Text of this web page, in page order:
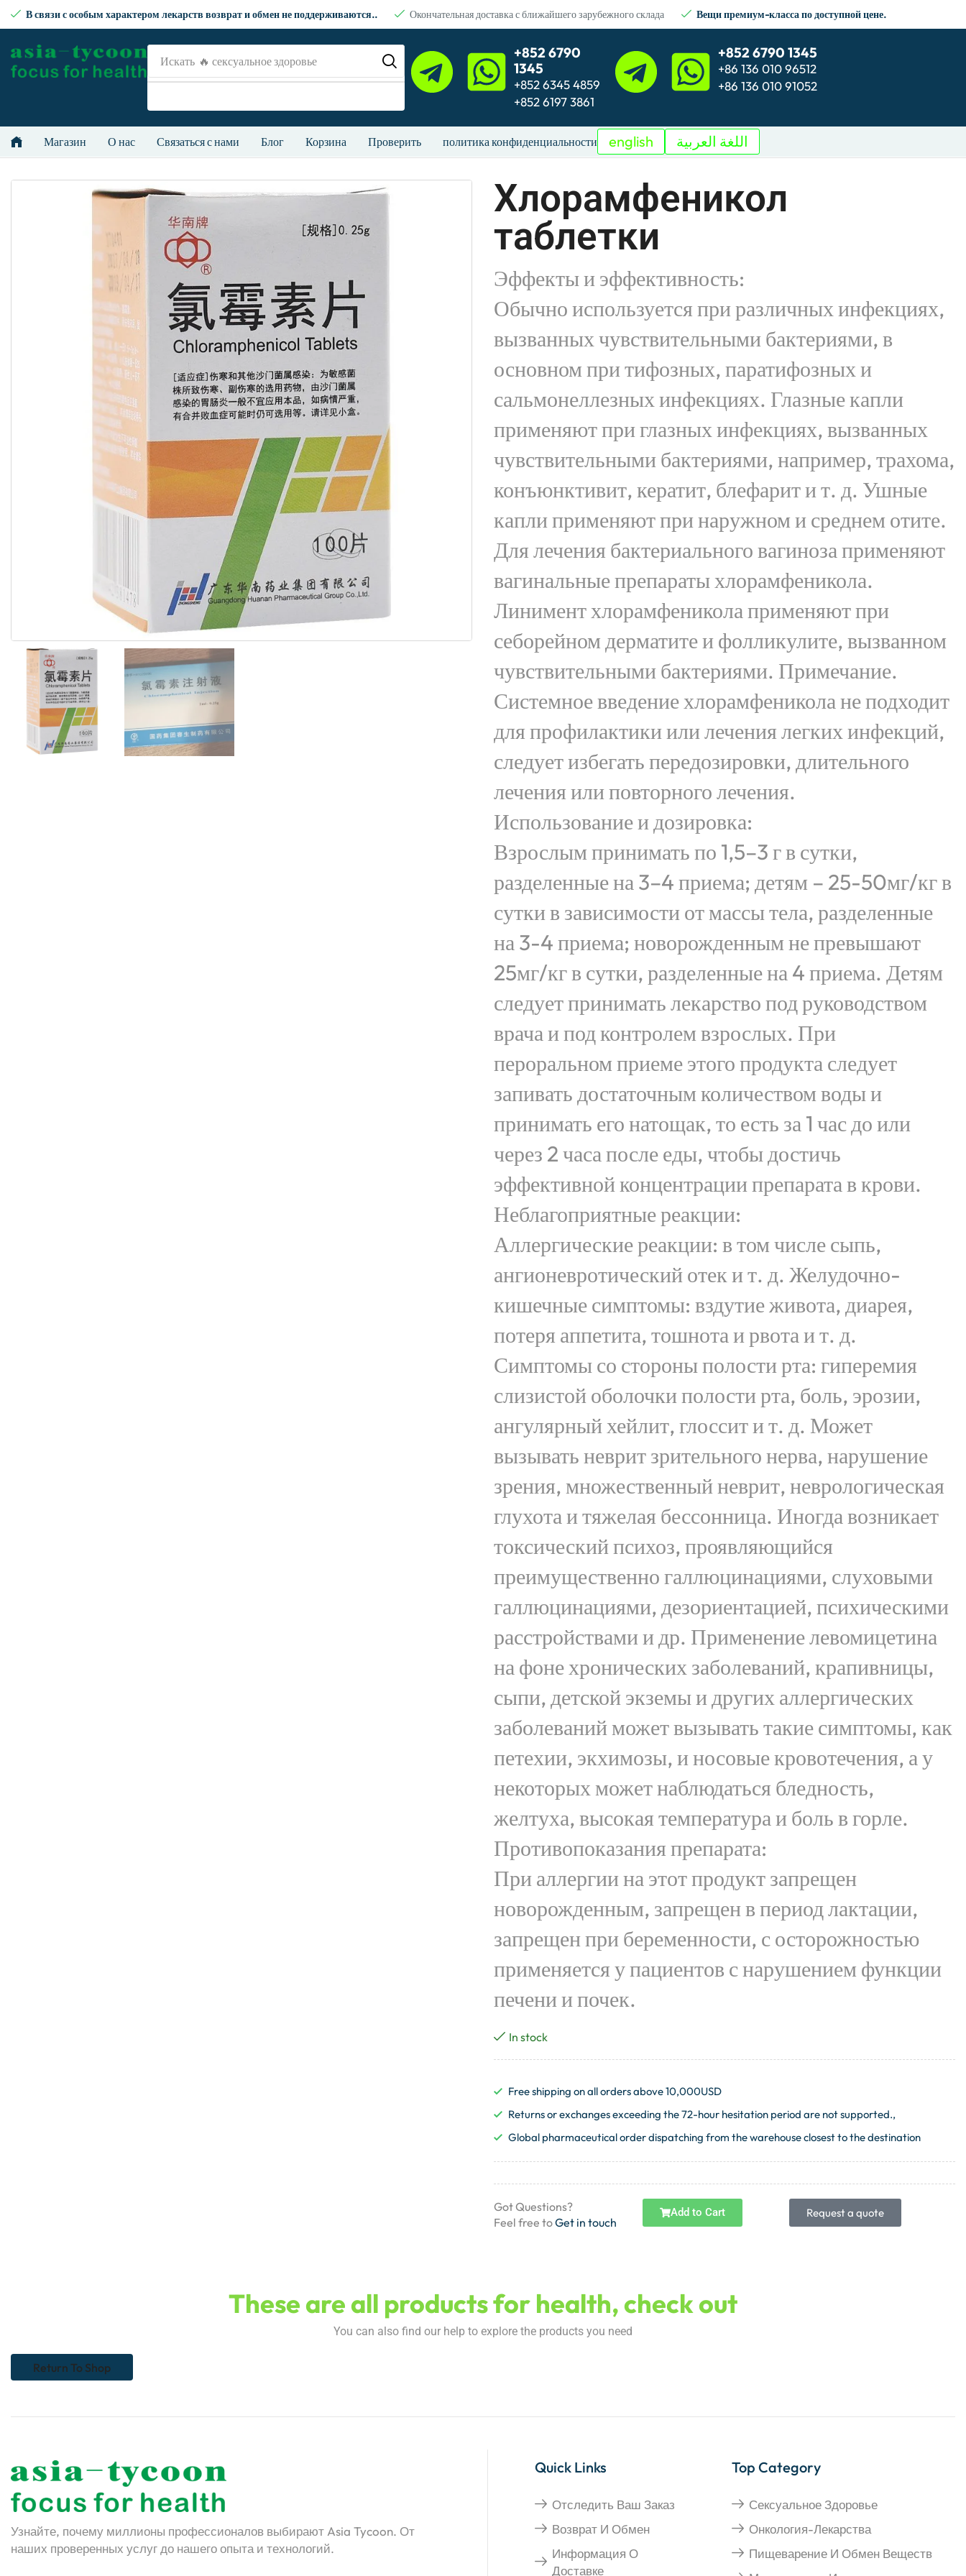
В связи с особым характером лекарств возврат и обмен не поддерживаются.. Окончательная доставка с ближайшего зарубежного склада Вещи премиум-класса по доступной цене.
Искать 🔥рецепт
+852 6790
1345
+852 6345 4859
+852 6197 3861
+852 6790 1345
+86 136 010 96512
+86 136 010 91052
Магазин О нас Связаться с нами Блог Корзина Проверить политика конфиденциальности english اللغة العربية
Хлорамфеникол
таблетки
Эффекты и эффективность:
Обычно используется при различных инфекциях,
вызванных чувствительными бактериями, в
основном при тифозных, паратифозных и
сальмонеллезных инфекциях. Глазные капли
применяют при глазных инфекциях, вызванных
чувствительными бактериями, например, трахома,
конъюнктивит, кератит, блефарит и т. д. Ушные
капли применяют при наружном и среднем отите.
Для лечения бактериального вагиноза применяют
вагинальные препараты хлорамфеникола.
Линимент хлорамфеникола применяют при
себорейном дерматите и фолликулите, вызванном
чувствительными бактериями. Примечание.
Системное введение хлорамфеникола не подходит
для профилактики или лечения легких инфекций,
следует избегать передозировки, длительного
лечения или повторного лечения.
Использование и дозировка:
Взрослым принимать по 1,5–3 г в сутки,
разделенные на 3–4 приема; детям – 25-50мг/кг в
сутки в зависимости от массы тела, разделенные
на 3-4 приема; новорожденным не превышают
25мг/кг в сутки, разделенные на 4 приема. Детям
следует принимать лекарство под руководством
врача и под контролем взрослых. При
пероральном приеме этого продукта следует
запивать достаточным количеством воды и
принимать его натощак, то есть за 1 час до или
через 2 часа после еды, чтобы достичь
эффективной концентрации препарата в крови.
Неблагоприятные реакции:
Аллергические реакции: в том числе сыпь,
ангионевротический отек и т. д. Желудочно-
кишечные симптомы: вздутие живота, диарея,
потеря аппетита, тошнота и рвота и т. д.
Симптомы со стороны полости рта: гиперемия
слизистой оболочки полости рта, боль, эрозии,
ангулярный хейлит, глоссит и т. д. Может
вызывать неврит зрительного нерва, нарушение
зрения, множественный неврит, неврологическая
глухота и тяжелая бессонница. Иногда возникает
токсический психоз, проявляющийся
преимущественно галлюцинациями, слуховыми
галлюцинациями, дезориентацией, психическими
расстройствами и др. Применение левомицетина
на фоне хронических заболеваний, крапивницы,
сыпи, детской экземы и других аллергических
заболеваний может вызывать такие симптомы, как
петехии, экхимозы, и носовые кровотечения, а у
некоторых может наблюдаться бледность,
желтуха, высокая температура и боль в горле.
Противопоказания препарата:
При аллергии на этот продукт запрещен
новорожденным, запрещен в период лактации,
запрещен при беременности, с осторожностью
применяется у пациентов с нарушением функции
печени и почек.
In stock
Free shipping on all orders above 10,000USD
Returns or exchanges exceeding the 72-hour hesitation period are not supported.,
Global pharmaceutical order dispatching from the warehouse closest to the destination
Got Questions?
Feel free toGet in touch
Add to Cart Request a quote
These are all products for health, check out
You can also find our help to explore the products you need
Return To Shop
Узнайте, почему миллионы профессионалов выбирают Asia Tycoon. От
наших проверенных услуг до нашего опыта и технологий.
Quick Links
Отследить Ваш Заказ
Возврат И Обмен
Информация О
Доставке
Top Category
Сексуальное Здоровье
Онкология-Лекарства
Пищеварение И Обмен Веществ